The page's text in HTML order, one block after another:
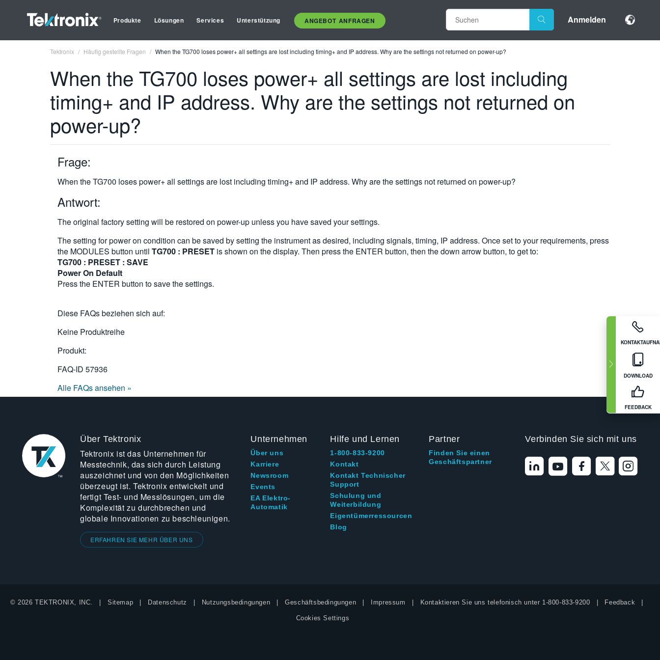
Produkte Lösungen Services Unterstützung ANGEBOT ANFRAGEN Anmelden
DOWNLOAD
FEEDBACK
Tektronix Häufig gestellte Fragen When the TG700 loses power+ all settings are lost including timing+ and IP address. Why are the settings not returned on power-up?
When the TG700 loses power+ all settings are lost including
timing+ and IP address. Why are the settings not returned on
power-up?
Frage:
When the TG700 loses power+ all settings are lost including timing+ and IP address. Why are the settings not returned on power-up?
Antwort:
The original factory setting will be restored on power-up unless you have saved your settings.
The setting for power on condition can be saved by setting the instrument as desired, including signals, timing, IP address. Once set to your requirements, press
the MODULES button until TG700 : PRESET is shown on the display. Then press the ENTER button, then the down arrow button, to get to:
TG700 : PRESET : SAVE
Power On Default
Press the ENTER button to save the settings.
Diese FAQs beziehen sich auf:
Keine Produktreihe
Produkt:
FAQ-ID 57936
Alle FAQs ansehen »
Über Tektronix
Tektronix ist das Unternehmen für
Messtechnik, das sich durch Leistung
auszeichnet und von den Möglichkeiten
überzeugt ist. Tektronix entwickelt und
fertigt Test- und Messlösungen, um die
Komplexität zu durchbrechen und
globale Innovationen zu beschleunigen.
ERFAHREN SIE MEHR ÜBER UNS
Unternehmen
Über uns
Karriere
Newsroom
Events
EA Elektro-
Automatik
Hilfe und Lernen
1-800-833-9200
Kontakt
Kontakt Technischer
Support
Schulung und
Weiterbildung
Eigentümerressourcen
Blog
Partner
Finden Sie einen
Geschäftspartner
Verbinden Sie sich mit uns
© 2026 TEKTRONIX, INC. Sitemap Datenschutz Nutzungsbedingungen Geschäftsbedingungen Impressum Kontaktieren Sie uns telefonisch unter 1-800-833-9200 Feedback
Cookies Settings